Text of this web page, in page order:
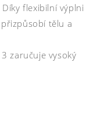
flexibilní výplni
tělu a
zaručuje vysoký